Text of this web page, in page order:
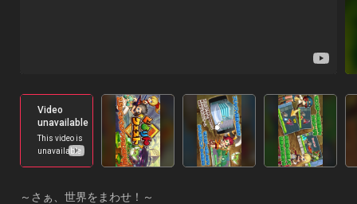
～さぁ、世界をまわせ！～